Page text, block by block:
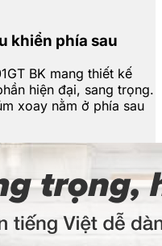
khiển phía sau
BK mang thiết kế
hiện đại, sang trọng.
xoay nằm ở phía sau